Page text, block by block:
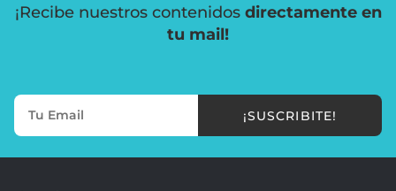
¡Recibe nuestros contenidos directamente en
tu mail!
¡SUSCRIBITE!